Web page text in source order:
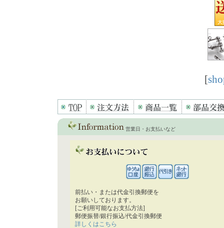
[
営業日・お支払いなど
前払い・または代金引換郵便を
お願いしております。
[ご利用可能なお支払方法]
郵便振替/銀行振込/代金引換郵便
詳しくはこちら